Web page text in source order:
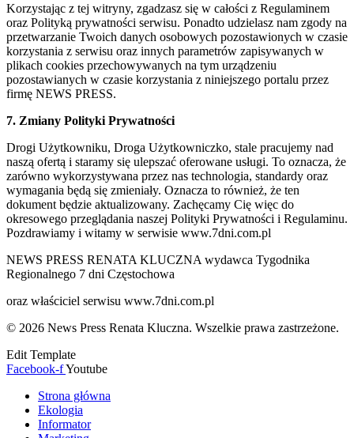
Korzystając z tej witryny, zgadzasz się w całości z Regulaminem
oraz Polityką prywatności serwisu. Ponadto udzielasz nam zgody na
przetwarzanie Twoich danych osobowych pozostawionych w czasie
korzystania z serwisu oraz innych parametrów zapisywanych w
plikach cookies przechowywanych na tym urządzeniu
pozostawianych w czasie korzystania z niniejszego portalu przez
firmę NEWS PRESS.
7. Zmiany Polityki Prywatności
Drogi Użytkowniku, Droga Użytkowniczko, stale pracujemy nad
naszą ofertą i staramy się ulepszać oferowane usługi. To oznacza, że
zarówno wykorzystywana przez nas technologia, standardy oraz
wymagania będą się zmieniały. Oznacza to również, że ten
dokument będzie aktualizowany. Zachęcamy Cię więc do
okresowego przeglądania naszej Polityki Prywatności i Regulaminu.
Pozdrawiamy i witamy w serwisie www.7dni.com.pl
NEWS PRESS RENATA KLUCZNA wydawca Tygodnika
Regionalnego 7 dni Częstochowa
oraz właściciel serwisu www.7dni.com.pl
© 2026 News Press Renata Kluczna. Wszelkie prawa zastrzeżone.
Edit Template
Facebook-fYoutube
Strona główna
Ekologia
Informator